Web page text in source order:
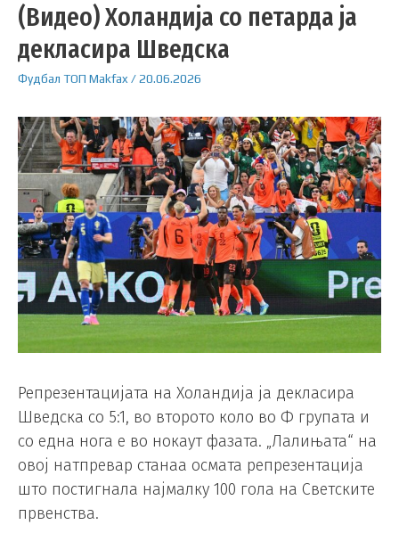
(Видео) Холандија со петарда ја
декласира Шведска
Фудбал ТОП Makfax/20.06.2026
Репрезентацијата на Холандија ја декласира
Шведска со 5:1, во второто коло во Ф групата и
со една нога е во нокаут фазата. „Лалињата“ на
овој натпревар станаа осмата репрезентација
што постигнала најмалку 100 гола на Светските
првенства.